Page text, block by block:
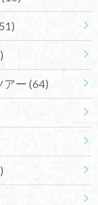
アー (64)